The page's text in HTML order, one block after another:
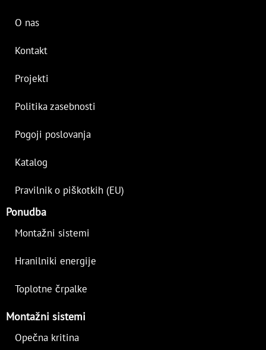
O nas
Kontakt
Projekti
Politika zasebnosti
Pogoji poslovanja
Katalog
Pravilnik o piškotkih (EU)
Ponudba
Montažni sistemi
Hranilniki energije
Toplotne črpalke
Montažni sistemi
Opečna kritina